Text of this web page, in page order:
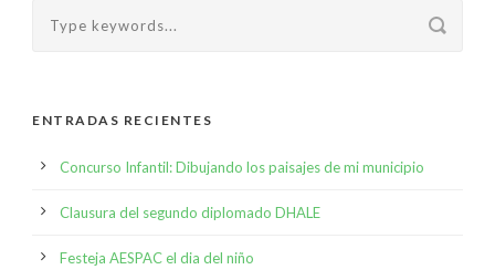
ENTRADAS RECIENTES
Concurso Infantil: Dibujando los paisajes de mi municipio
Clausura del segundo diplomado DHALE
Festeja AESPAC el dia del niño